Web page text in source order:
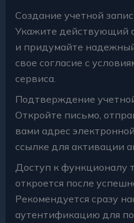
Создание учетной
Укажите действующий
и придумайте
свое согласие с
сервиса.
Подтверждение
Откройте письмо,
вами адрес
ссылке для активации
Доступ к функционалу
откроется после
Рекомендуется сразу
аутентификацию для